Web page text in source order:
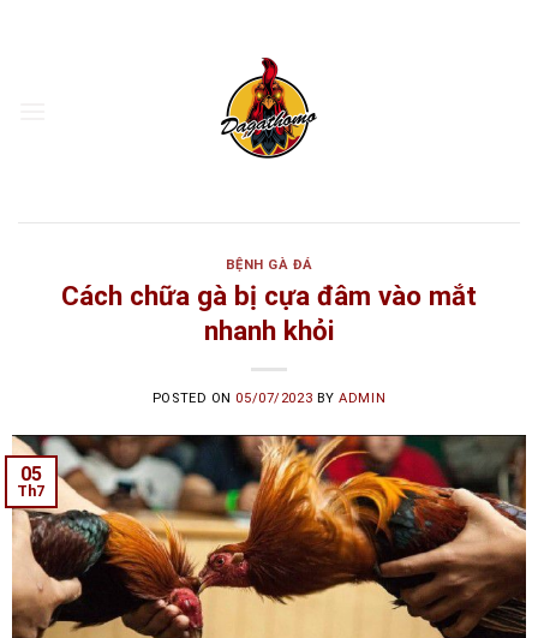
BỆNH GÀ ĐÁ
Cách chữa gà bị cựa đâm vào mắt
nhanh khỏi
POSTED ON 05/07/2023 BYADMIN
05
Th7